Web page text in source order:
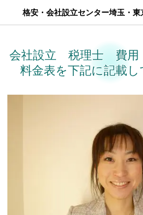
格安・会社設立センター埼玉・東
会社設立 税理士 費用
料金表を下記に記載し